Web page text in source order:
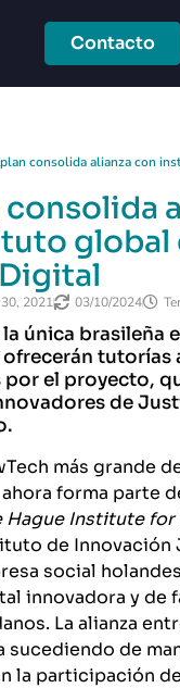
Contacto
consolida alianza con
global
2021 03/10/2024
la única brasileña
tutorías
el proyecto,
de
más grande
forma parte
Hague Institute
de Innovación
social
innovadora y de
La alianza
sucediendo de
la participación